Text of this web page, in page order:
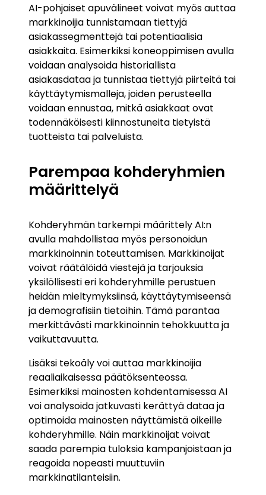
AI-pohjaiset apuvälineet voivat myös auttaa
markkinoijia tunnistamaan tiettyjä
asiakassegmenttejä tai potentiaalisia
asiakkaita. Esimerkiksi koneoppimisen avulla
voidaan analysoida historiallista
asiakasdataa ja tunnistaa tiettyjä piirteitä tai
käyttäytymismalleja, joiden perusteella
voidaan ennustaa, mitkä asiakkaat ovat
todennäköisesti kiinnostuneita tietyistä
tuotteista tai palveluista.
Parempaa kohderyhmien
määrittelyä
Kohderyhmän tarkempi määrittely AI:n
avulla mahdollistaa myös personoidun
markkinoinnin toteuttamisen. Markkinoijat
voivat räätälöidä viestejä ja tarjouksia
yksilöllisesti eri kohderyhmille perustuen
heidän mieltymyksiinsä, käyttäytymiseensä
ja demografisiin tietoihin. Tämä parantaa
merkittävästi markkinoinnin tehokkuutta ja
vaikuttavuutta.
Lisäksi tekoäly voi auttaa markkinoijia
reaaliaikaisessa päätöksenteossa.
Esimerkiksi mainosten kohdentamisessa AI
voi analysoida jatkuvasti kerättyä dataa ja
optimoida mainosten näyttämistä oikeille
kohderyhmille. Näin markkinoijat voivat
saada parempia tuloksia kampanjoistaan ja
reagoida nopeasti muuttuviin
markkinatilanteisiin.